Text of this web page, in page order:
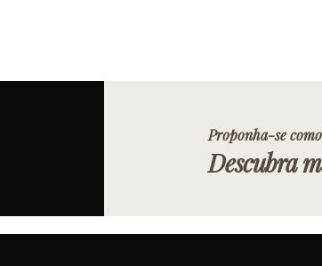
Proponha-se
Descubra